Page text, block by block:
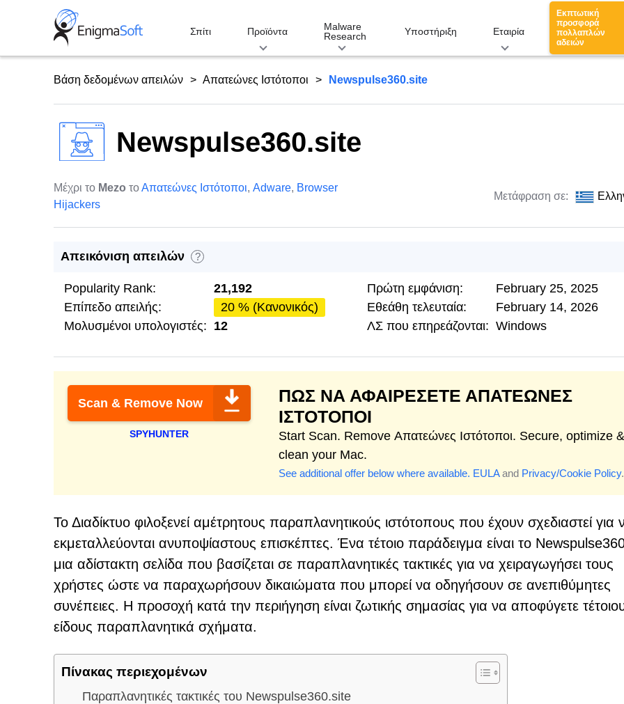
Σπίτι Προϊόντα
Malware
Research
Υποστήριξη Εταιρία
Εκπτωτική
προσφορά
πολλαπλών
αδειών
Βάση δεδομένων απειλών Απατεώνες Ιστότοποι Newspulse360.site
Newspulse360.site
Μέχρι το Mezo τοΑπατεώνες Ιστότοποι, Adware, Browser
Hijackers
Μετάφραση σε:
Απεικόνιση απειλών ?
Popularity Rank:
21,192
Επίπεδο απειλής:
20 % (Κανονικός)
Μολυσμένοι υπολογιστές: 12
Πρώτη εμφάνιση:
February 25, 2025
Εθεάθη τελευταία:
February 14, 2026
ΛΣ που επηρεάζονται: Windows
Scan & Remove Now
SPYHUNTER
ΠΩΣ ΝΑ ΑΦΑΙΡΕΣΕΤΕ ΑΠΑΤΕΏΝΕΣ
ΙΣΤΌΤΟΠΟΙ
Start Scan. Remove Απατεώνες Ιστότοποι. Secure, optimize &
clean your Mac.
See additional offer below where available. EULAand Privacy/Cookie Policy.
Το Διαδίκτυο φιλοξενεί αμέτρητους παραπλανητικούς ιστότοπους που έχουν σχεδιαστεί για
εκμεταλλεύονται ανυποψίαστους επισκέπτες. Ένα τέτοιο παράδειγμα είναι το
μια αδίστακτη σελίδα που βασίζεται σε παραπλανητικές τακτικές για να χειραγωγήσει τους
χρήστες ώστε να παραχωρήσουν δικαιώματα που μπορεί να οδηγήσουν σε ανεπιθύμητες
συνέπειες. Η προσοχή κατά την περιήγηση είναι ζωτικής σημασίας για να αποφύγετε
είδους παραπλανητικά σχήματα.
Πίνακας περιεχομένων
Παραπλανητικές τακτικές του Newspulse360.site